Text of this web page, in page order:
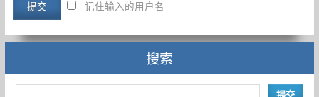
记住输入的用户名
搜索